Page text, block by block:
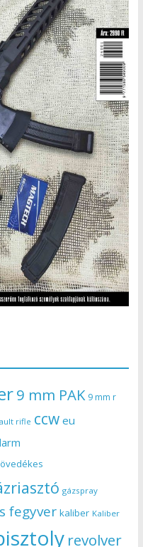
9 mm PAK 9 mm r
rifle ccw eu
gázspray
fegyver kaliber Kaliber
revolver